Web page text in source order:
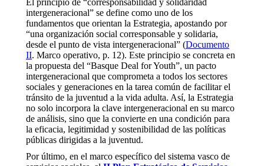
El principio de “corresponsabilidad y solidaridad
intergeneracional” se define como uno de los
fundamentos que orientan la Estrategia, apostando por
“una organización social corresponsable y solidaria,
desde el punto de vista intergeneracional” (Documento
II. Marco operativo, p. 12). Este principio se concreta en
la propuesta del “Basque Deal for Youth”, un pacto
intergeneracional que comprometa a todos los sectores
sociales y generaciones en la tarea común de facilitar el
tránsito de la juventud a la vida adulta. Así, la Estrategia
no solo incorpora la clave intergeneracional en su marco
de análisis, sino que la convierte en una condición para
la eficacia, legitimidad y sostenibilidad de las políticas
públicas dirigidas a la juventud.
Por último, en el marco específico del sistema vasco de